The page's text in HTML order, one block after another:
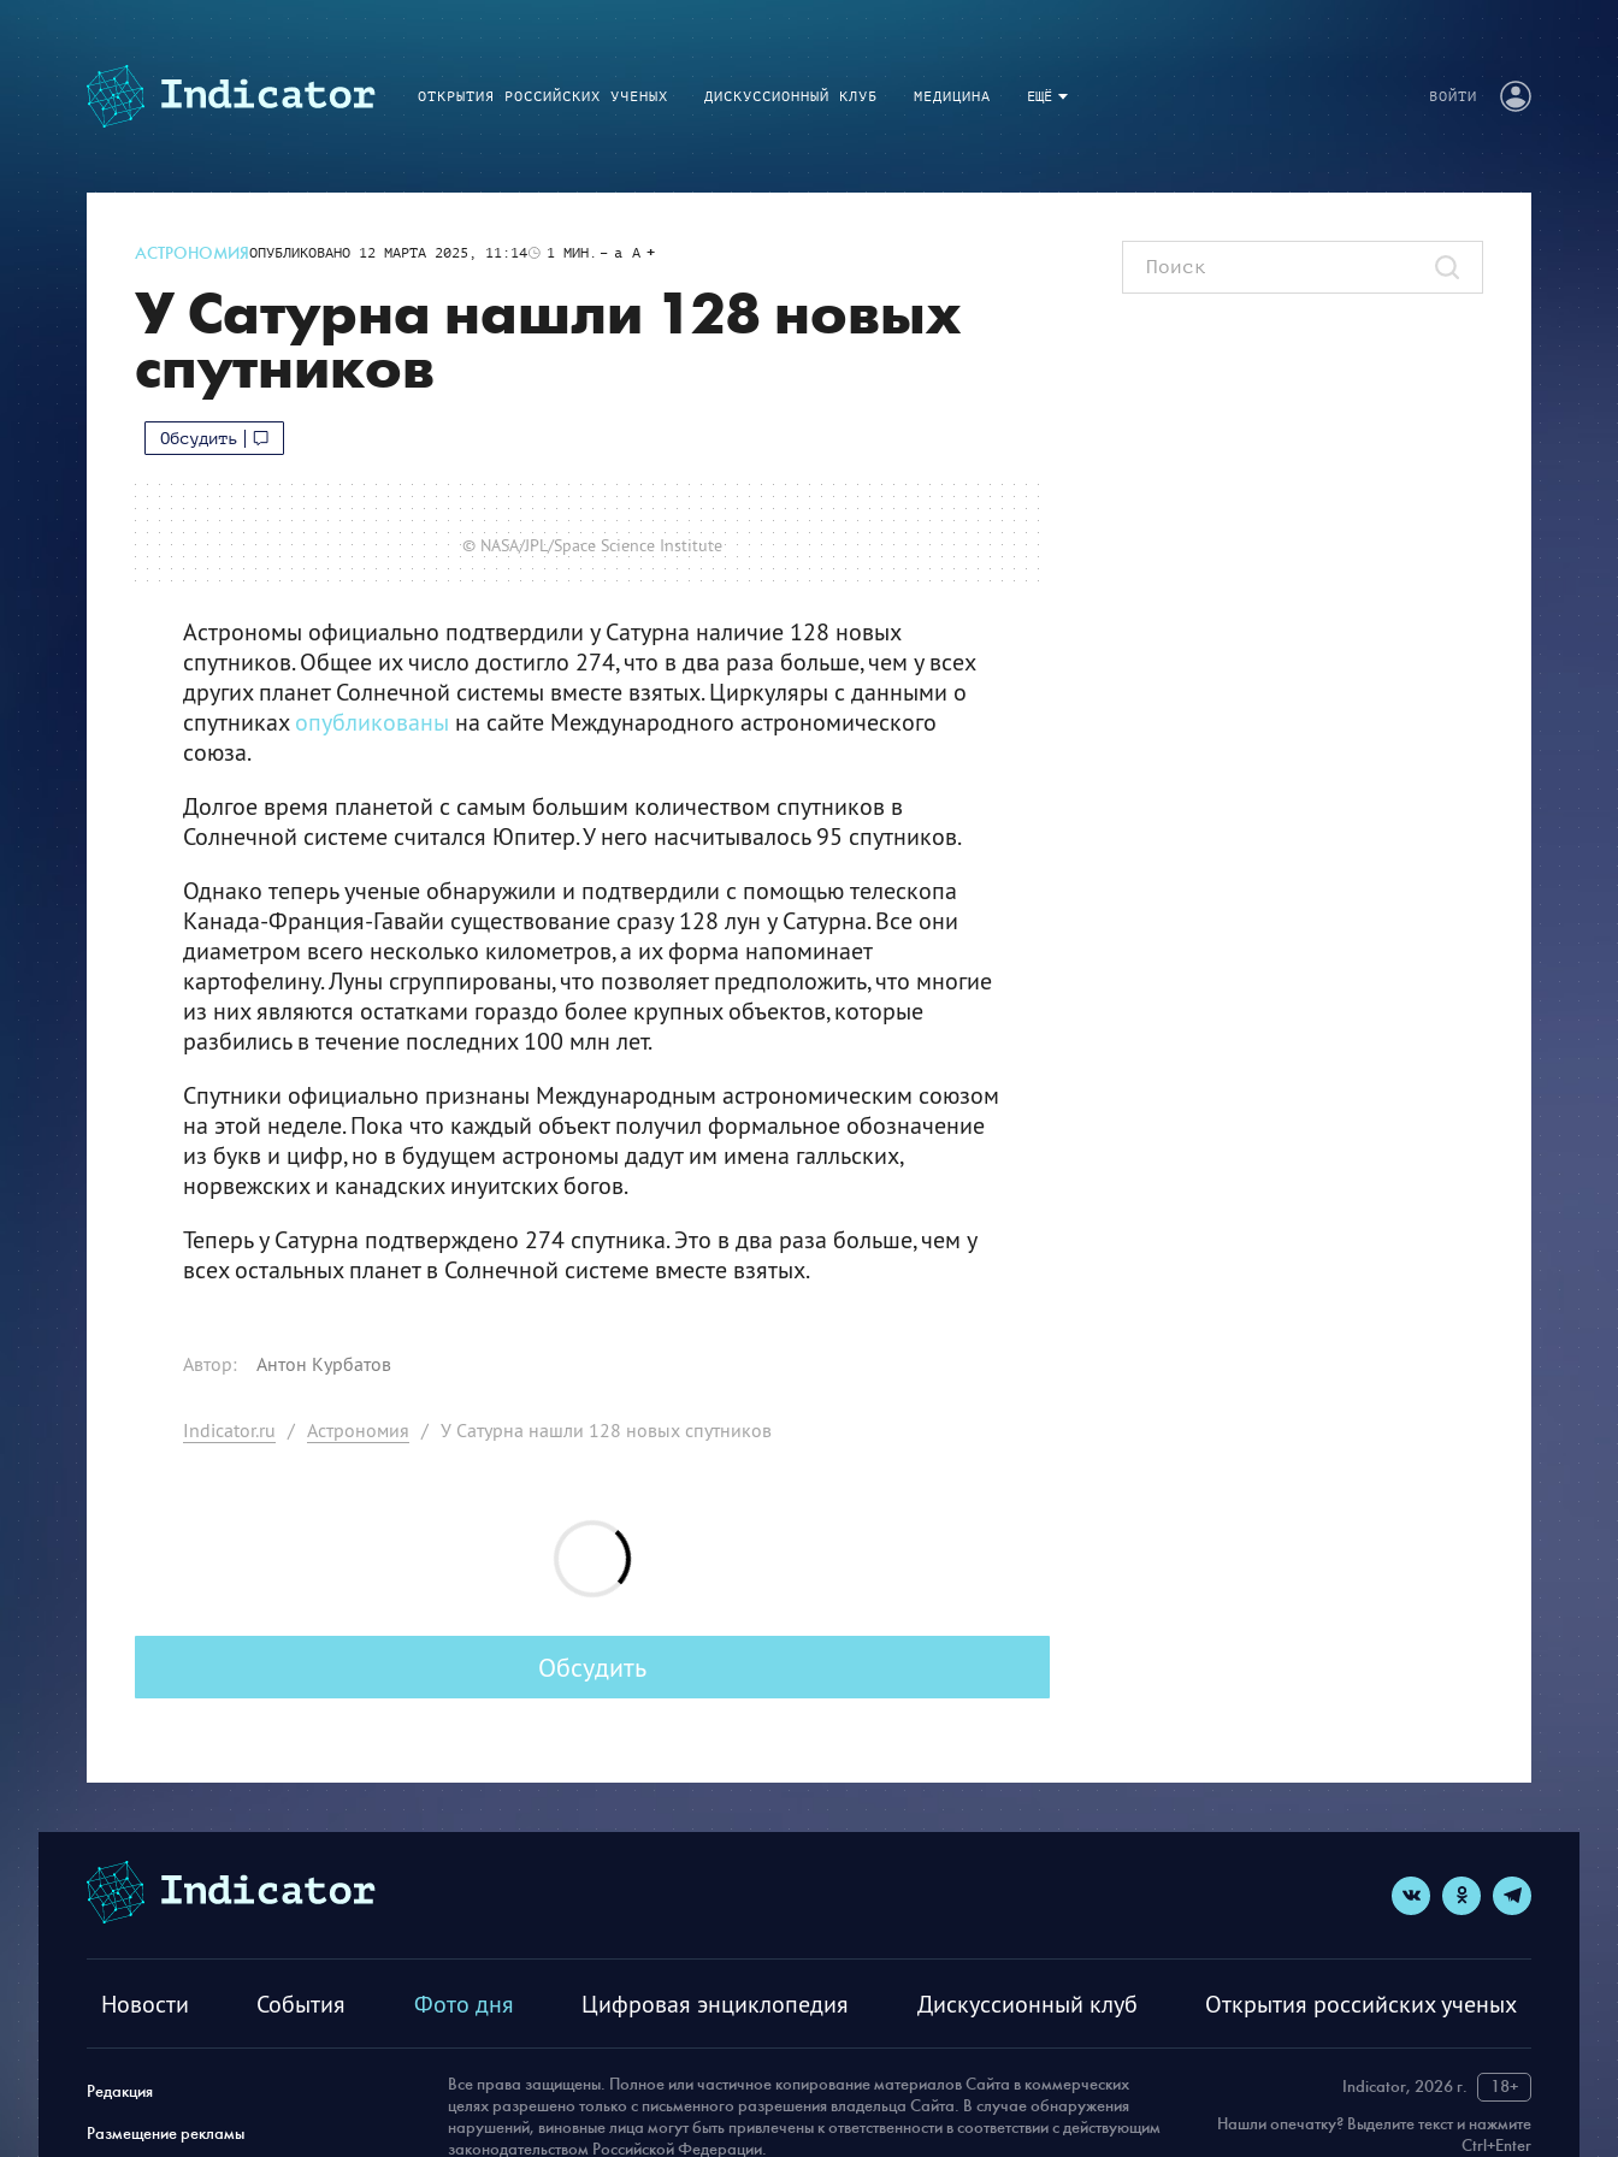
ЕЩЁ
ОТКРЫТИЯ РОССИЙСКИХ УЧЕНЫХ ДИСКУССИОННЫЙ КЛУБ МЕДИЦИНА ВОЙТИ
АСТРОНОМИЯОПУБЛИКОВАНО 12 МАРТА 2025, 11:14 1 МИН. a A
У Сатурна нашли 128 новых
спутников
Обсудить
© NASA/JPL/Space Science Institute
Астрономы официально подтвердили у Сатурна наличие 128 новых
спутников. Общее их число достигло 274, что в два раза больше, чем у всех
других планет Солнечной системы вместе взятых. Циркуляры с данными о
спутниках опубликованы на сайте Международного астрономического
союза.
Долгое время планетой с самым большим количеством спутников в
Солнечной системе считался Юпитер. У него насчитывалось 95 спутников.
Однако теперь ученые обнаружили и подтвердили с помощью телескопа
Канада-Франция-Гавайи существование сразу 128 лун у Сатурна. Все они
диаметром всего несколько километров, а их форма напоминает
картофелину. Луны сгруппированы, что позволяет предположить, что многие
из них являются остатками гораздо более крупных объектов, которые
разбились в течение последних 100 млн лет.
Спутники официально признаны Международным астрономическим союзом
на этой неделе. Пока что каждый объект получил формальное обозначение
из букв и цифр, но в будущем астрономы дадут им имена галльских,
норвежских и канадских инуитских богов.
Теперь у Сатурна подтверждено 274 спутника. Это в два раза больше, чем у
всех остальных планет в Солнечной системе вместе взятых.
Автор: Антон Курбатов
Indicator.ru / Астрономия / У Сатурна нашли 128 новых спутников
Обсудить
Новости События Фото дня Цифровая энциклопедия Дискуссионный клуб Открытия российских ученых
Редакция
Размещение рекламы
Indicator, 2026 г.
18+
Нашли опечатку? Выделите текст и нажмите
Ctrl+Enter
Все права защищены. Полное или частичное копирование материалов Сайта в коммерческих
целях разрешено только с письменного разрешения владельца Сайта. В случае обнаружения
нарушений, виновные лица могут быть привлечены к ответственности в соответствии с действующим
законодательством Российской Федерации.